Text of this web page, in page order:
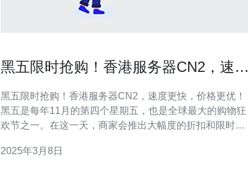
黑五限时抢购！香港服务器CN2，速度
黑五限时抢购！香港服务器CN2，速度更快，价格更优！
黑五是每年11月的第四个星期五，也是全球最大的购物狂
欢节之一。在这一天，商家会推出大幅度的折扣和限时促
港地区提供的基于CN2 GIA网络的服务器。相比传统的服
2025年3月8日